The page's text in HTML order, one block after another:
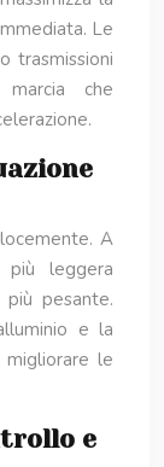
Le
trasmissioni
che
A
più leggera
più pesante.
e la
le
e